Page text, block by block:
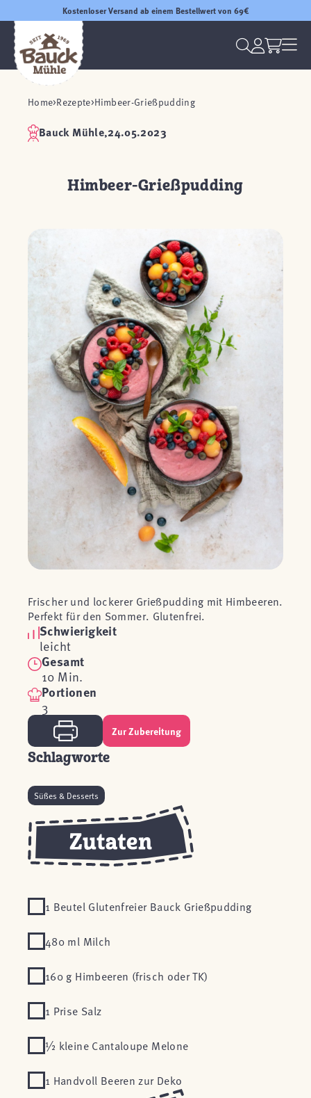
Kostenloser Versand ab einem Bestellwert von 69€
Home Rezepte Himbeer-Grießpudding
Bauck Mühle,24.05.2023
Himbeer-Grießpudding
Frischer und lockerer Grießpudding mit Himbeeren.
Perfekt für den Sommer. Glutenfrei.
Schwierigkeit
leicht
Gesamt
10 Min.
Portionen
3
Zur Zubereitung
Schlagworte
Süßes & Desserts
1 Beutel Glutenfreier Bauck Grießpudding
480 ml Milch
160 g Himbeeren (frisch oder TK)
1 Prise Salz
½ kleine Cantaloupe Melone
1 Handvoll Beeren zur Deko